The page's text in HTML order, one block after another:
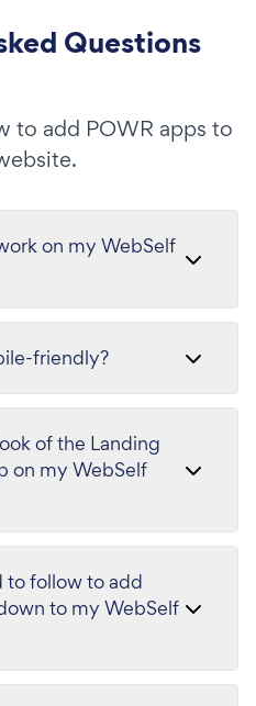
Questions
to add POWR apps to
on my WebSelf
friendly?
of the Landing
on my WebSelf
to follow to add
to my WebSelf